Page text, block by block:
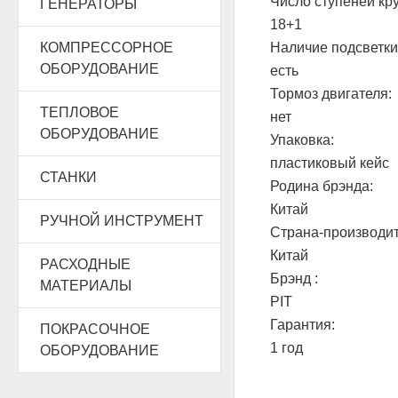
ГЕНЕРАТОРЫ
КОМПРЕССОРНОЕ
ОБОРУДОВАНИЕ
ТЕПЛОВОЕ
ОБОРУДОВАНИЕ
СТАНКИ
РУЧНОЙ ИНСТРУМЕНТ
РАСХОДНЫЕ
МАТЕРИАЛЫ
ПОКРАСОЧНОЕ
ОБОРУДОВАНИЕ
18+1
Наличие
есть
Тормоз двигателя:
нет
Упаковка:
пластиковый кейс
Родина брэнда:
Китай
Страна-
Китай
Брэнд :
PIT
Гарантия:
1 год